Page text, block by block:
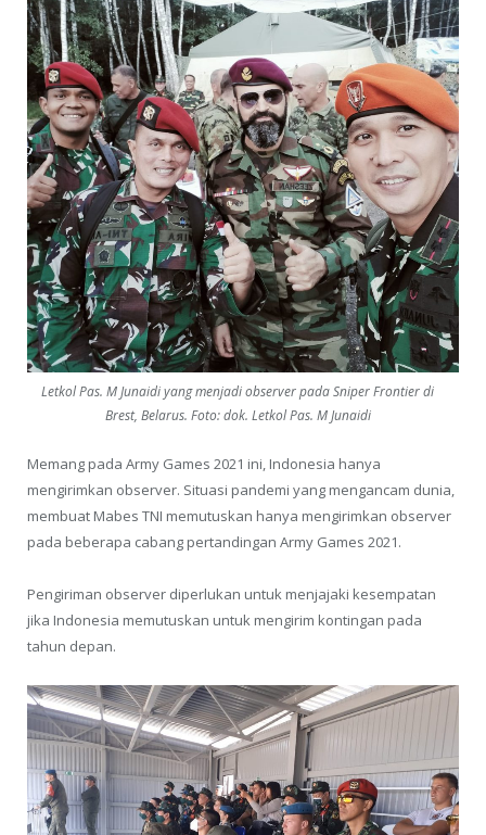
Letkol Pas. M Junaidi yang menjadi observer pada Sniper Frontier di
Brest, Belarus. Foto: dok. Letkol Pas. M Junaidi
Memang pada Army Games 2021 ini, Indonesia hanya
mengirimkan observer. Situasi pandemi yang mengancam dunia,
membuat Mabes TNI memutuskan hanya mengirimkan observer
pada beberapa cabang pertandingan Army Games 2021.
Pengiriman observer diperlukan untuk menjajaki kesempatan
jika Indonesia memutuskan untuk mengirim kontingan pada
tahun depan.